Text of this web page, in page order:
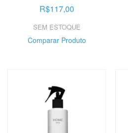
R$117,00
SEM ESTOQUE
Comparar Produto